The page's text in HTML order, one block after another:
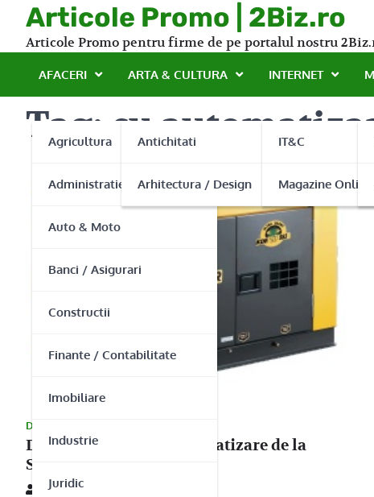
content
Articole Promo | 2Biz.ro
Articole Promo pentru firme de pe portalul nostru
AFACERI
Agricultura
Administratie Publica
Auto & Moto
Banci / Asigurari
Constructii
Finante / Contabilitate
Imobiliare
Industrie
Juridic
ARTA & CULTURA
Antichitati
Arhitectura / Design
INTERNET
IT&C
Magazine Online
Tag: cu
DISTRIBUITORI
De ce generator cu automatizare de la
Sigma Tools
02/03/2015